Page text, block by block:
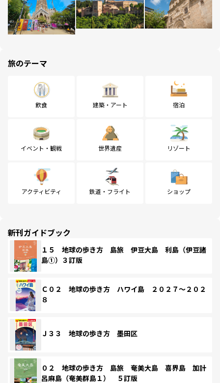
旅のテーマ
飲食 建築・アート 宿泊
イベント・観戦 世界遺産 リゾート
アクティビティ 鉄道・フライト ショップ
新刊ガイドブック
１５ 地球の歩き方 島旅 伊豆大島 利島（伊豆諸
島①）３訂版
Ｃ０２ 地球の歩き方 ハワイ島 ２０２７～２０２
８
Ｊ３３ 地球の歩き方 墨田区
０２ 地球の歩き方 島旅 奄美大島 喜界島 加計
呂麻島（奄美群島１） ５訂版